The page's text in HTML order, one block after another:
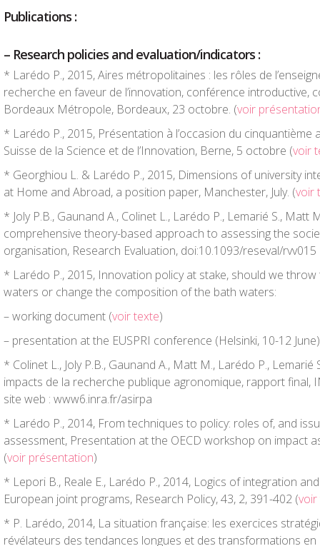
Publications :
– Research policies and evaluation/indicators :
* Larédo P., 2015, Aires métropolitaines : les rôles de
recherche en faveur de l’innovation, conférence introductive,
Bordeaux Métropole, Bordeaux, 23 octobre. (voir
* Larédo P., 2015, Présentation à l’occasion du cinquantième
Suisse de la Science et de l’Innovation, Berne, 5 octobre (voir
* Georghiou L. & Larédo P., 2015, Dimensions of university
at Home and Abroad, a position paper, Manchester, July. (voir
* Joly P.B., Gaunand A., Colinet L., Larédo P., Lemarié S., Matt
comprehensive theory-based approach to assessing the
organisation, Research Evaluation, doi:10.1093/reseval/rvv015
* Larédo P., 2015, Innovation policy at stake, should we
waters or change the composition of the bath waters:
– working document (voir texte)
– presentation at the EUSPRI conference (Helsinki, 10-12
* Colinet L., Joly P.B., Gaunand A., Matt M., Larédo P., Lemarié
impacts de la recherche publique agronomique, rapport final,
site web : www6.inra.fr/asirpa
* Larédo P., 2014, From techniques to policy: roles of, and
assessment, Presentation at the OECD workshop on impact
(voir présentation)
* Lepori B., Reale E., Larédo P., 2014, Logics of integration
European joint programs, Research Policy, 43, 2, 391-402 (
* P. Larédo, 2014, La situation française: les exercices
révélateurs des tendances longues et des transformations